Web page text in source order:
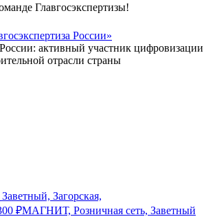
Главгосэкспертизы!
России»
Загорская,
₽МАГНИТ, Розничная сеть, Заветный